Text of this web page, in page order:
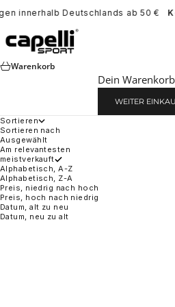
Zum Inhalt springen
innerhalb Deutschlands ab 50 €
Capelli Sport Europe
Warenkorb
Dein
WEITER
Sortieren
Sortieren nach
Ausgewählt
Am relevantesten
meistverkauft
Alphabetisch, A-Z
Alphabetisch, Z-A
Preis, niedrig nach hoch
Preis, hoch nach niedrig
Datum, alt zu neu
Datum, neu zu alt